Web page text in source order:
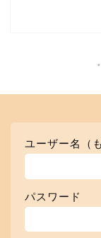
ユーザー名（
パスワード